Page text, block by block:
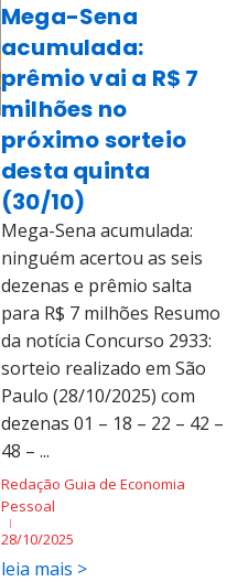
Mega-Sena
acumulada:
prêmio vai a R$ 7
milhões no
próximo sorteio
desta quinta
(30/10)
Mega-Sena acumulada:
ninguém acertou as seis
dezenas e prêmio salta
para R$ 7 milhões Resumo
da notícia Concurso 2933:
sorteio realizado em São
Paulo (28/10/2025) com
dezenas 01 – 18 – 22 – 42 –
48 – ...
Redação Guia de Economia
Pessoal
28/10/2025
leia mais >